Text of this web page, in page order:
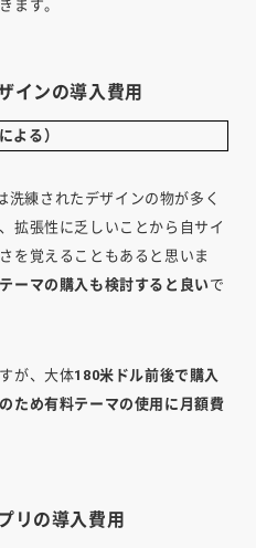
ます。
インの導入費用
よる）
練されたデザインの物が多く
拡張性に乏しいことから自サイ
を覚えることもあると思いま
ーマの購入も検討すると良い で
が、大体180米ドル前後で購入
ため有料テーマの使用に月額費
リの導入費用